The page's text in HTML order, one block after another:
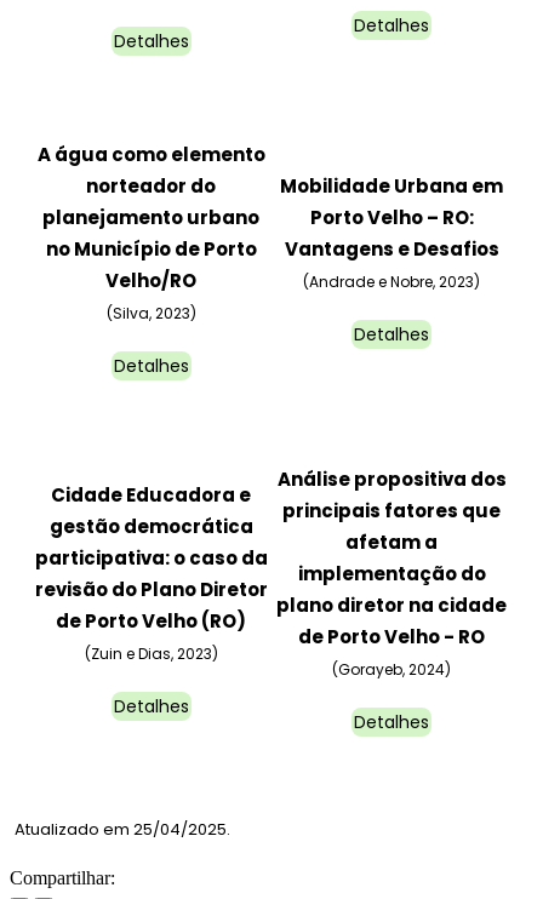
Detalhes
Detalhes
A água como elemento
norteador do
planejamento urbano
no Município de Porto
Velho/RO
(Silva, 2023)
Detalhes
Mobilidade Urbana em
Porto Velho – RO:
Vantagens e Desafios
(Andrade e Nobre, 2023)
Detalhes
Cidade Educadora e
gestão democrática
participativa: o caso da
revisão do Plano Diretor
de Porto Velho (RO)
(Zuin e Dias, 2023)
Detalhes
Análise propositiva dos
principais fatores que
afetam a
implementação do
plano diretor na cidade
de Porto Velho - RO
(Gorayeb, 2024)
Detalhes
Atualizado em 25/04/2025.
Compartilhar: